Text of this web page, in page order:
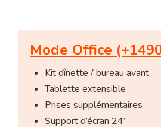
Mode Office
Kit dînette / bureau avant
Tablette extensible
Prises supplémentaires
Support d’écran 24’’